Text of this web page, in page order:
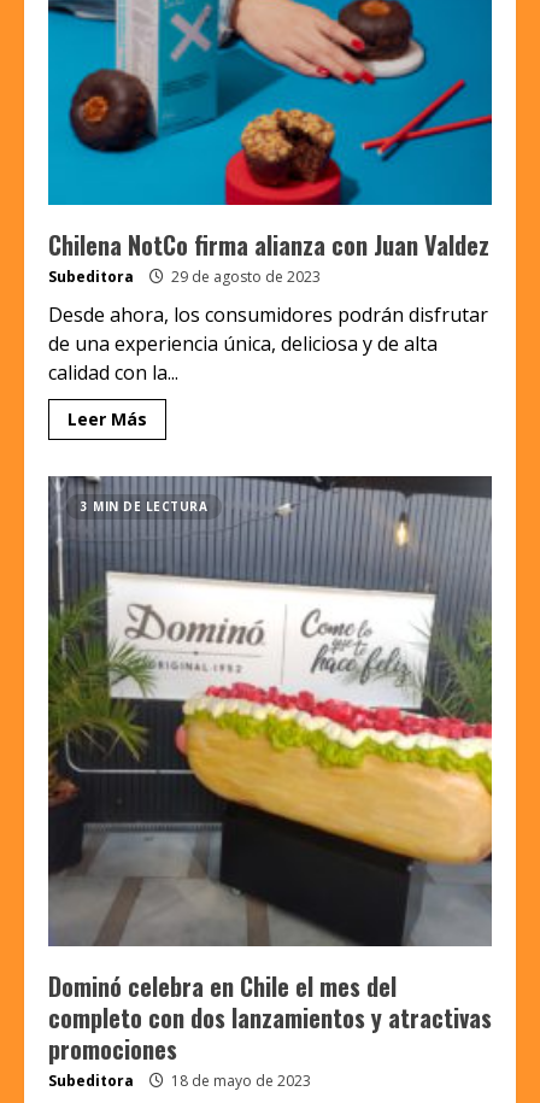
Chilena NotCo firma alianza con Juan Valdez
Subeditora 29 de agosto de 2023
Desde ahora, los consumidores podrán disfrutar
de una experiencia única, deliciosa y de alta
calidad con la...
Leer Más
3 MIN DE LECTURA
Dominó celebra en Chile el mes del
completo con dos lanzamientos y atractivas
promociones
Subeditora 18 de mayo de 2023